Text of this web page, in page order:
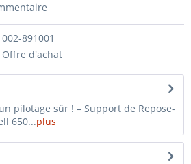
002-891001
Offre d'achat
pilotage sûr ! – Support de Repose-
650...plus